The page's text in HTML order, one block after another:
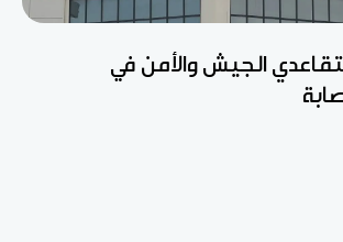
الجيش والأمن في